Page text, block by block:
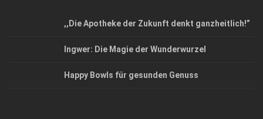
,,Die Apotheke der Zukunft denkt ganzheitlich!”
Ingwer: Die Magie der Wunderwurzel
Happy Bowls für gesunden Genuss